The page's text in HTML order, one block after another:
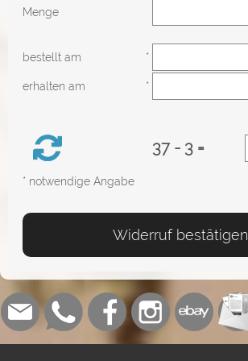
Menge
bestellt am *
erhalten am *
37 - 3 =
* notwendige Angabe
Widerruf bestätigen